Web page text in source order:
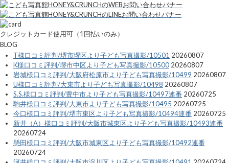
クレジットカード使用可（1回払いのみ）
BLOG
T様口コミ評判/堺市堺区より子ども写真撮影/10501 20260807
K様口コミ評判/堺市中区より子ども写真撮影/10500 20260807
岩城様口コミ評判/大阪府松原市より子ども写真撮影/10499 20260807
U様口コミ評判/大東市より子ども写真撮影/10498 20260807
S.S.様口コミ評判/豊中市より子ども写真撮影/10497連番 20260725
駒井様口コミ評判/大東市より子ども写真撮影/10495 20260725
今口様口コミ評判/堺市東区より子ども写真撮影/10494連番 20260725
新井（A）様口コミ評判/大阪市城東区より子ども写真撮影/10493連番
20260724
懸田様口コミ評判/大阪市城東区より子ども写真撮影/10492連番
20260724